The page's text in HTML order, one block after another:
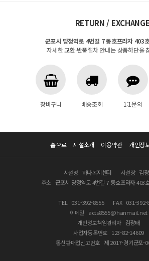
RETURN / EXCHANGE
군포시 당정역로 4번길 7 동호프라자 403
자세한 교환·반품절차 안내는 상품하단을
장바구니 배송조회 1:1문의
홈으로 시설소개 이용약관 개인정
시설명 하나복지센터 시설장 김
주소
군포시 당정역로 4번길 7 동호프라자 403
TEL 031-392-8555 FAX 031-392-
이메일
acts8555@hanmail.net
개인정보책임관리자 김광태
사업자등록번호 123-82-14609
통신판매업신고번호 제 2017-경기군포-